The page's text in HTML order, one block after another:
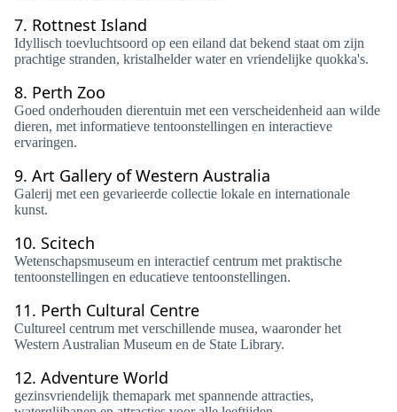
7. Rottnest Island
Idyllisch toevluchtsoord op een eiland dat bekend staat om zijn
prachtige stranden, kristalhelder water en vriendelijke quokka's.
8. Perth Zoo
Goed onderhouden dierentuin met een verscheidenheid aan wilde
dieren, met informatieve tentoonstellingen en interactieve
ervaringen.
9. Art Gallery of Western Australia
Galerij met een gevarieerde collectie lokale en internationale
kunst.
10. Scitech
Wetenschapsmuseum en interactief centrum met praktische
tentoonstellingen en educatieve tentoonstellingen.
11. Perth Cultural Centre
Cultureel centrum met verschillende musea, waaronder het
Western Australian Museum en de State Library.
12. Adventure World
gezinsvriendelijk themapark met spannende attracties,